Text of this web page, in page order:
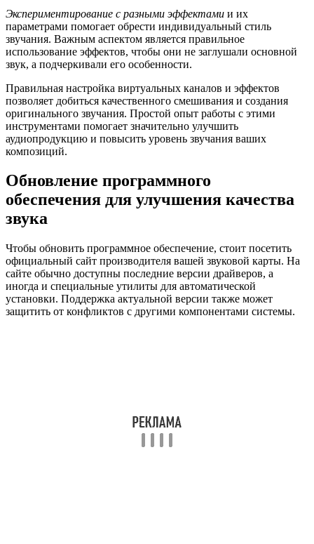
Экспериментирование с разными эффектами и их
параметрами помогает обрести индивидуальный стиль
звучания. Важным аспектом является правильное
использование эффектов, чтобы они не заглушали основной
звук, а подчеркивали его особенности.
Правильная настройка виртуальных каналов и эффектов
позволяет добиться качественного смешивания и создания
оригинального звучания. Простой опыт работы с этими
инструментами помогает значительно улучшить
аудиопродукцию и повысить уровень звучания ваших
композиций.
Обновление программного
обеспечения для улучшения качества
звука
Чтобы обновить программное обеспечение, стоит посетить
официальный сайт производителя вашей звуковой карты. На
сайте обычно доступны последние версии драйверов, а
иногда и специальные утилиты для автоматической
установки. Поддержка актуальной версии также может
защитить от конфликтов с другими компонентами системы.